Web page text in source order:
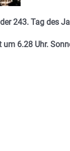
243. Tag des
6.28 Uhr.